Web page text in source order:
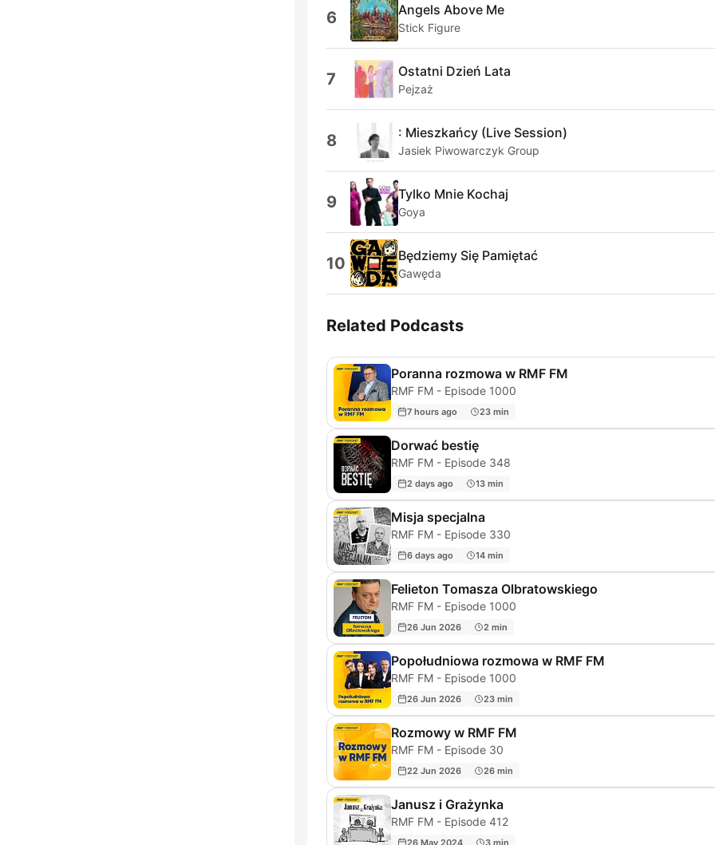
6 Angels Above Me
Stick Figure
7 Ostatni Dzień Lata
Pejzaż
8 : Mieszkańcy (Live Session)
Jasiek Piwowarczyk Group
9 Tylko Mnie Kochaj
Goya
10 Będziemy Się Pamiętać
Gawęda
Related Podcasts
Poranna rozmowa w RMF FM
RMF FM - Episode 1000
7 hours ago 23 min
Dorwać bestię
RMF FM - Episode 348
2 days ago 13 min
Misja specjalna
RMF FM - Episode 330
6 days ago 14 min
Felieton Tomasza Olbratowskiego
RMF FM - Episode 1000
26 Jun 2026 2 min
Popołudniowa rozmowa w RMF FM
RMF FM - Episode 1000
26 Jun 2026 23 min
Rozmowy w RMF FM
RMF FM - Episode 30
22 Jun 2026 26 min
Janusz i Grażynka
RMF FM - Episode 412
26 May 2024 3 min